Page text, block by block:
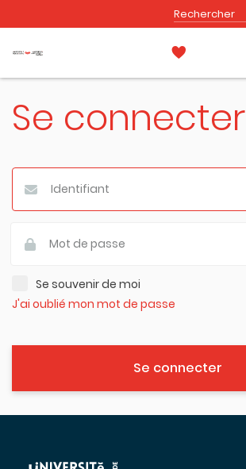
Se connecter
Se souvenir de moi
J'ai oublié mon mot de passe
Se connecter